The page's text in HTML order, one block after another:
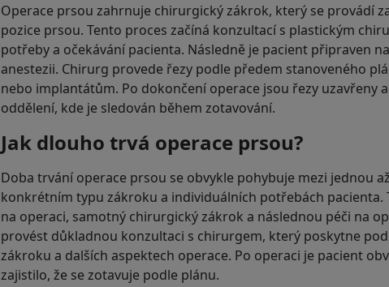
Operace prsou zahrnuje chirurgický zákrok, který se provádí
pozice prsou. Tento proces začíná konzultací s plastickým
potřeby a očekávání pacienta. Následně je pacient připraven
anestezii. Chirurg provede řezy podle předem stanoveného
nebo implantátům. Po dokončení operace jsou řezy uzavřeny
oddělení, kde je sledován během zotavování.
Jak dlouho trvá operace prsou?
Doba trvání operace prsou se obvykle pohybuje mezi jednou
konkrétním typu zákroku a individuálních potřebách pacienta.
na operaci, samotný chirurgický zákrok a následnou péči na
provést důkladnou konzultaci s chirurgem, který poskytne
zákroku a dalších aspektech operace. Po operaci je pacient
zajistilo, že se zotavuje podle plánu.